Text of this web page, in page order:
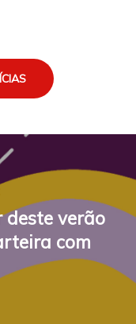
deste verão
com